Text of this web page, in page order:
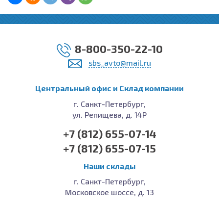
8-800-350-22-10
sbs_avto@mail.ru
Центральный офис и Cклад компании
г. Санкт-Петербург,
ул. Репищева, д. 14Р
+7 (812) 655-07-14
+7 (812) 655-07-15
Наши склады
г. Санкт-Петербург,
Московское шоссе, д. 13